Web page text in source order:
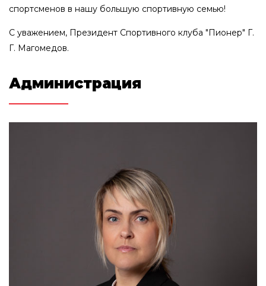
спортсменов в нашу большую спортивную семью!
С уважением, Президент Спортивного клуба "Пионер" Г.
Г. Магомедов.
Администрация